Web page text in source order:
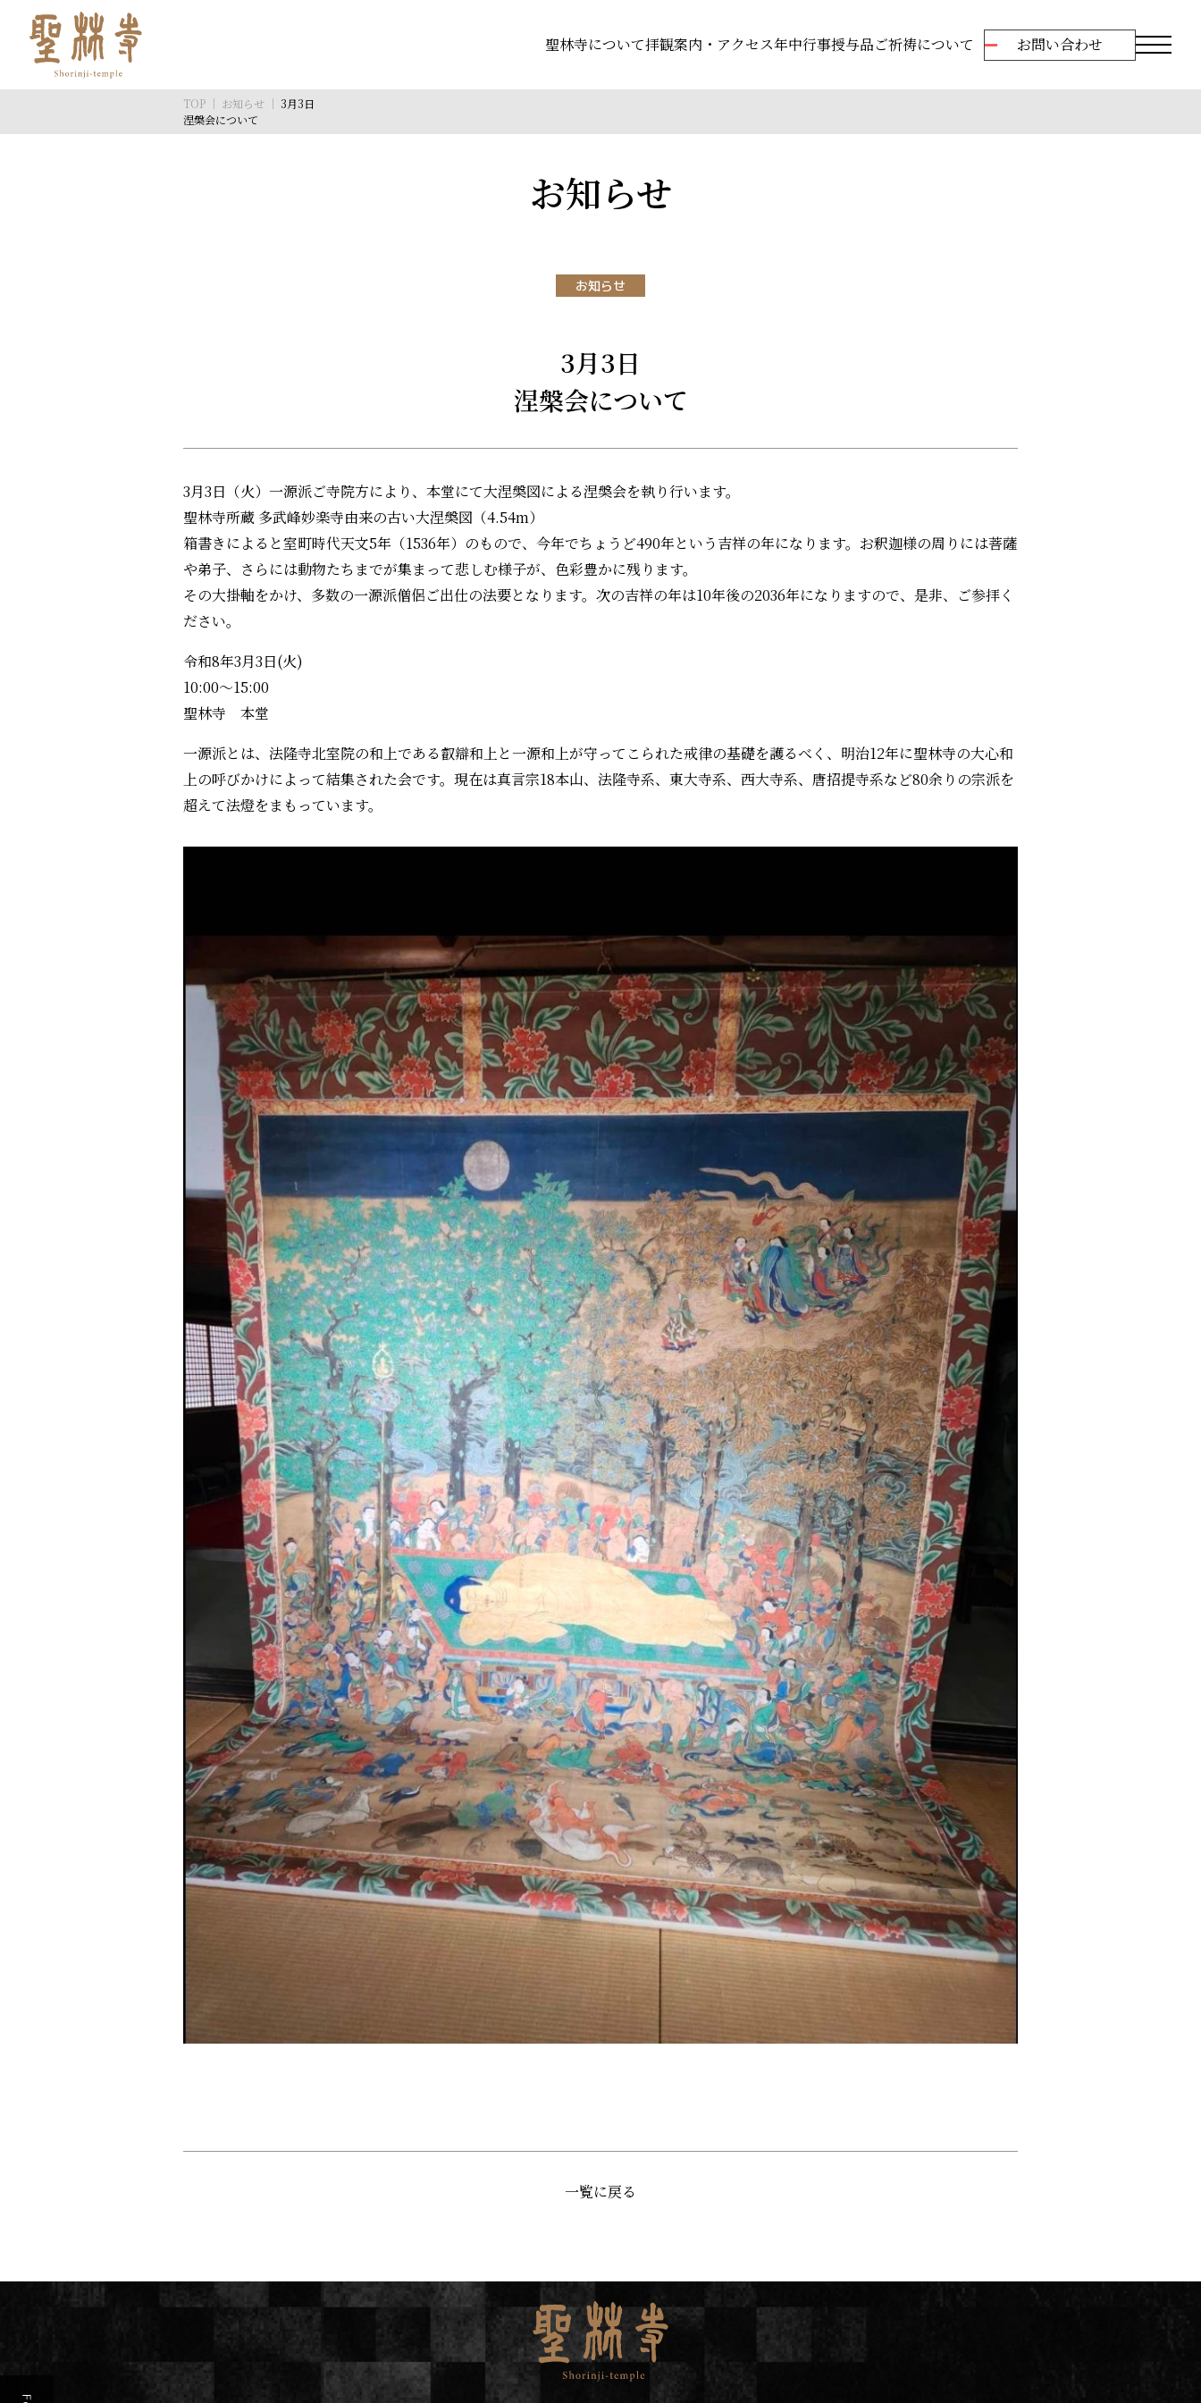
聖林寺について拝観案内・アクセス年中行事授与品ご祈祷について お問い合わせ
TOP ｜ お知らせ ｜ 3月3日
涅槃会について
お知らせ
お知らせ
3月3日
涅槃会について
3月3日（火）一源派ご寺院方により、本堂にて大涅槃図による涅槃会を執り行います。
聖林寺所蔵 多武峰妙楽寺由来の古い大涅槃図（4.54m）
箱書きによると室町時代天文5年（1536年）のもので、今年でちょうど490年という吉祥の年になります。お釈迦様の周りには菩薩
や弟子、さらには動物たちまでが集まって悲しむ様子が、色彩豊かに残ります。
その大掛軸をかけ、多数の一源派僧侶ご出仕の法要となります。次の吉祥の年は10年後の2036年になりますので、是非、ご参拝く
ださい。
令和8年3月3日(火)
10:00～15:00
聖林寺 本堂
一源派とは、法隆寺北室院の和上である叡辯和上と一源和上が守ってこられた戒律の基礎を護るべく、明治12年に聖林寺の大心和
上の呼びかけによって結集された会です。現在は真言宗18本山、法隆寺系、東大寺系、西大寺系、唐招提寺系など80余りの宗派を
超えて法燈をまもっています。
一覧に戻る